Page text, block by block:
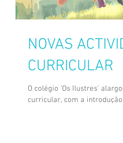
NOVAS
CURRICULAR
O colégio 'Os Ilustres'
curricular, com a introdução